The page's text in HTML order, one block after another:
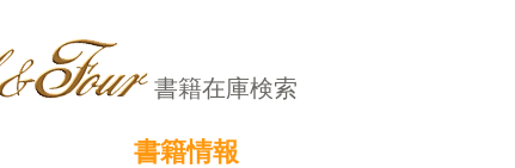
書籍在庫検索
書籍情報